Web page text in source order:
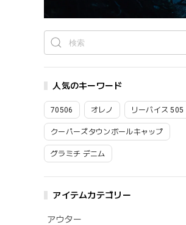
人気のキーワード
70506 オレノ リーバイス 505
クーパーズタウンボールキャップ
グラミチ デニム
アイテムカテゴリー
アウター